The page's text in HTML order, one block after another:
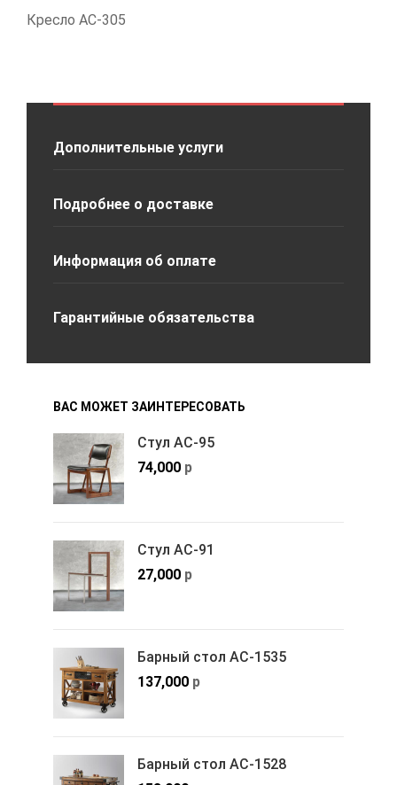
Кресло АС-305
Дополнительные услуги
Подробнее о доставке
Информация об оплате
Гарантийные обязательства
ВАС МОЖЕТ ЗАИНТЕРЕСОВАТЬ
Стул АС-95
74,000 р
Стул АС-91
27,000 р
Барный стол АС-1535
137,000 р
Барный стол АС-1528